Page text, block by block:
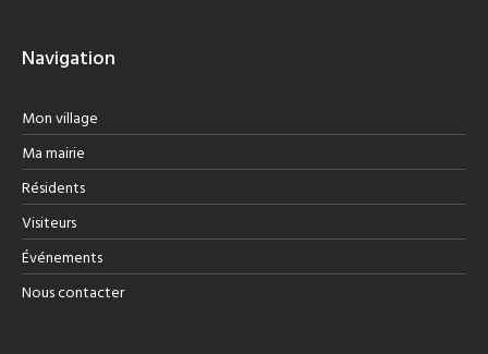
Navigation
Mon village
Ma mairie
Résidents
Visiteurs
Événements
Nous contacter